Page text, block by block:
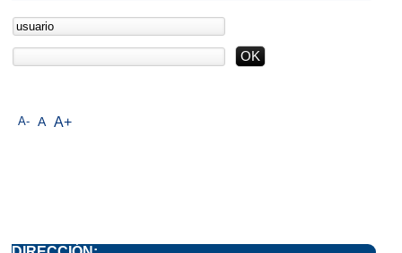
A- A A+